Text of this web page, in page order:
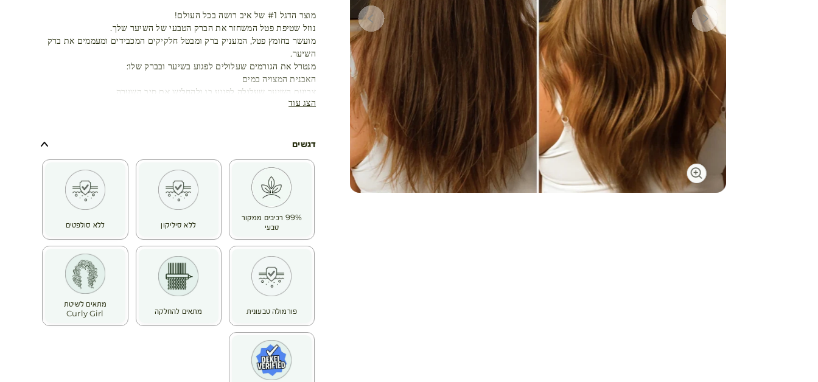
עגלת קניות
מוצר הדגל #1 של איב רושה בכל העולם!
נוזל שטיפת פטל המשחזר את הברק הטבעי של השיער שלך.
מועשר בחומץ פטל, המעניק ברק ומבטל חלקיקים המכבידים ומעממים את ברק
השיער.
מנטרל את הגורמים שעלולים לפגוע בשיער ובברק שלו:
האבנית המצויה במים
צביעת השיער שעלולה לפגוע בו ולהחליש את סיב השערה
חפיפה חוזרת ונשנית
הוא מנטרל את האבנית המצויה במים שמקהה את סיב השערה בכל שטיפה. כך
הוא מחייה את הברק של שיער צבוע ועמום.
התוצאה : שיער רך ומבריק.
מרקם: מימי קל
הצג עוד
דגשים
99% רכיבים ממקור
טבעי
ללא סיליקון ללא סולפטים
פורמולה טבעונית מתאים להחלקה
מתאים לשיטת
Curly Girl